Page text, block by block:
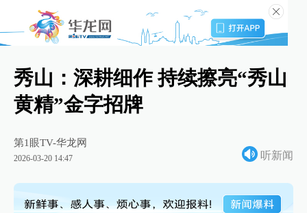
秀山：深耕细作 持续擦亮“秀山
黄精”金字招牌
第1眼TV-华龙网
2026-03-20 14:47 听新闻